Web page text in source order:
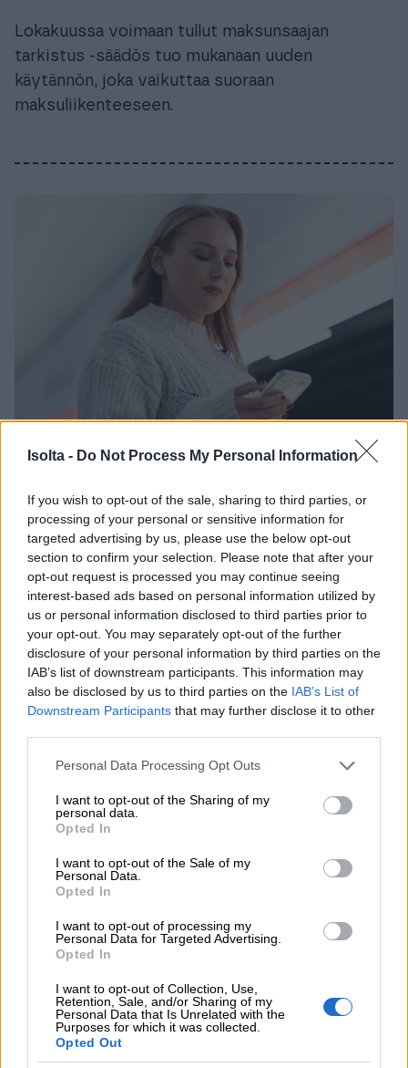
Isolta - Do Not Process My Personal Information
If you wish to opt-out of the sale, sharing to third parties, or
processing of your personal or sensitive information for
targeted advertising by us, please use the below opt-out
section to confirm your selection. Please note that after your
opt-out request is processed you may continue seeing
interest-based ads based on personal information utilized by
us or personal information disclosed to third parties prior to
your opt-out. You may separately opt-out of the further
disclosure of your personal information by third parties on the
IAB’s list of downstream participants. This information may
also be disclosed by us to third parties on the IAB’s List of
Downstream Participants that may further disclose it to other
Please note that this website/app uses one or more Google
not limited to your visit or usage behaviour. You may click to
grant or deny consent to Google and its third-party tags to
use your data for below specified purposes in below Google
consent section.
Personal Data Processing Opt Outs
I want to opt-out of the Sharing of my
personal data.
Opted In
I want to opt-out of the Sale of my
Personal Data.
Opted In
I want to opt-out of processing my
Personal Data for Targeted Advertising.
Opted In
I want to opt-out of Collection, Use,
Retention, Sale, and/or Sharing of my
Personal Data that Is Unrelated with the
Purposes for which it was collected.
Opted Out
Lokakuussa voimaan tullut maksunsaajan
tarkistus -säädös tuo mukanaan uuden
käytännön, joka vaikuttaa suoraan
maksuliikenteeseen.
Tietoturva Finago
Isoltassa ja uusi
kyberturvallisuuslaki
Isoltallalle kyberturvallisuuslaki on tärkeää.
Seuraamme aktiivisesti lakiuudistuksia, muita
säännösmuutoksia sekä alan parhaita käytäntöjä.
Yhdessä kohti
vastuullisempaa